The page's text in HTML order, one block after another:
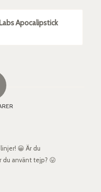
Apocalipstick
😀 Är du
du använt tejp? 😛